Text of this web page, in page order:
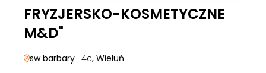
FRYZJERSKO-KOSMETYCZNE
M&D"
sw barbary | 4c, Wieluń